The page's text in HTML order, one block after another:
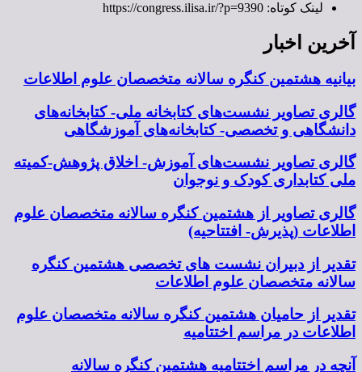
لینک کوتاه: https://congress.ilisa.ir/?p=9390
آخرین اخبار
بیانیه هشتمین کنگره سالانه متخصصان علوم اطلاعات
گالری تصاویر نشست‌های کتابخانه ملی- کتابخانه‌های
دانشگاهی و تخصصی- کتابخانه‌های آموزشگاهی
گالری تصاویر نشست‌های آموزش- اخلاق پژوهش-کمیته
ملی کتابداری کودک و نوجوان
گالری تصاویر از هشتمین کنگره سالانه متخصصان علوم
اطلاعات (پذیرش- افتتاحیه)
تقدیر از دبیران نشست های تخصصی هشتمین کنگره
سالانه متخصصان علوم اطلاعات
تقدیر از حامیان هشتمین کنگره سالانه متخصصان علوم
اطلاعات در مراسم اختتامیه
آنچه در مراسم اختتامیه هشتمین کنگره سالانه